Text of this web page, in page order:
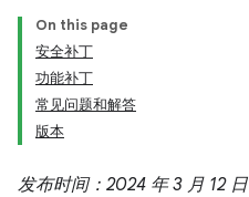
On this page
安全补丁
功能补丁
常见问题和解答
版本
发布时间：2024 年 3 月 12 日